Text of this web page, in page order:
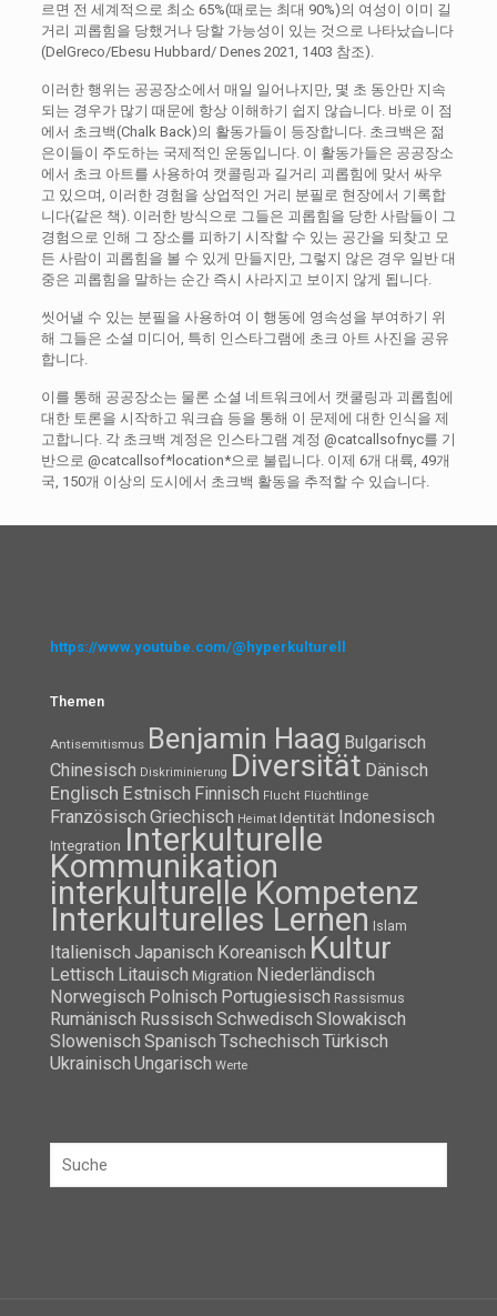
르면 전 세계적으로 최소 65%(때로는 최대 90%)의 여성이 이미 길
거리 괴롭힘을 당했거나 당할 가능성이 있는 것으로 나타났습니다
(DelGreco/Ebesu Hubbard/ Denes 2021, 1403 참조).
이러한 행위는 공공장소에서 매일 일어나지만, 몇 초 동안만 지속
되는 경우가 많기 때문에 항상 이해하기 쉽지 않습니다. 바로 이 점
에서 초크백(Chalk Back)의 활동가들이 등장합니다. 초크백은 젊
은이들이 주도하는 국제적인 운동입니다. 이 활동가들은 공공장소
에서 초크 아트를 사용하여 캣콜링과 길거리 괴롭힘에 맞서 싸우
고 있으며, 이러한 경험을 상업적인 거리 분필로 현장에서 기록합
니다(같은 책). 이러한 방식으로 그들은 괴롭힘을 당한 사람들이 그
경험으로 인해 그 장소를 피하기 시작할 수 있는 공간을 되찾고 모
든 사람이 괴롭힘을 볼 수 있게 만들지만, 그렇지 않은 경우 일반 대
중은 괴롭힘을 말하는 순간 즉시 사라지고 보이지 않게 됩니다.
씻어낼 수 있는 분필을 사용하여 이 행동에 영속성을 부여하기 위
해 그들은 소셜 미디어, 특히 인스타그램에 초크 아트 사진을 공유
합니다.
이를 통해 공공장소는 물론 소셜 네트워크에서 캣쿨링과 괴롭힘에
대한 토론을 시작하고 워크숍 등을 통해 이 문제에 대한 인식을 제
고합니다. 각 초크백 계정은 인스타그램 계정 @catcallsofnyc를 기
반으로 @catcallsof*location*으로 불립니다. 이제 6개 대륙, 49개
국, 150개 이상의 도시에서 초크백 활동을 추적할 수 있습니다.
https://www.youtube.com/@hyperkulturell
Themen
Antisemitismus Benjamin Haag Bulgarisch
Chinesisch Diskriminierung Diversität Dänisch
Englisch Estnisch Finnisch Flucht Flüchtlinge
Französisch Griechisch Heimat Identität Indonesisch
Integration Interkulturelle
Kommunikation
interkulturelle Kompetenz
Interkulturelles Lernen Islam
Italienisch Japanisch Koreanisch Kultur
Lettisch Litauisch Migration Niederländisch
Norwegisch Polnisch Portugiesisch Rassismus
Rumänisch Russisch Schwedisch Slowakisch
Slowenisch Spanisch Tschechisch Türkisch
Ukrainisch Ungarisch Werte